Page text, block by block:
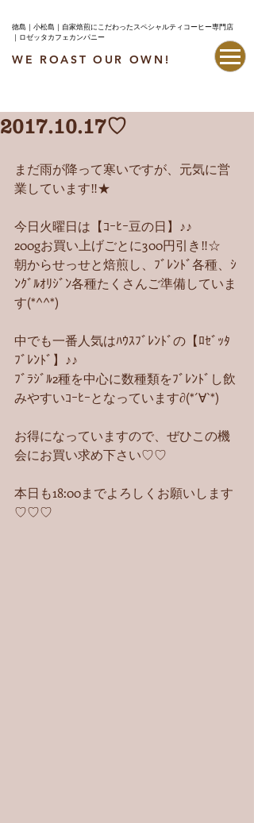
WE ROAST OUR OWN!
徳島｜小松島｜自家焙煎にこだわったスペシャルティコーヒー専門店
｜ロゼッタカフェカンパニー
2017.10.17♡
まだ雨が降って寒いですが、元気に営
業しています‼︎★
今日火曜日は【ｺｰﾋｰ豆の日】♪♪
200gお買い上げごとに300円引き‼︎☆
朝からせっせと焙煎し、ﾌﾞﾚﾝﾄﾞ各種、ｼ
ﾝｸﾞﾙｵﾘｼﾞﾝ各種たくさんご準備していま
す(*^^*)
中でも一番人気はﾊｳｽﾌﾞﾚﾝﾄﾞの【ﾛｾﾞｯﾀ
ﾌﾞﾚﾝﾄﾞ】♪♪
ﾌﾞﾗｼﾞﾙ2種を中心に数種類をﾌﾞﾚﾝﾄﾞし飲
みやすいｺｰﾋｰとなっています∂(*´∀`*)
お得になっていますので、ぜひこの機
会にお買い求め下さい♡♡
本日も18:00までよろしくお願いします
♡♡♡